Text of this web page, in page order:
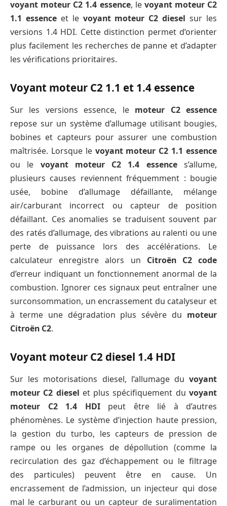
voyant moteur C2 1.4 essence, le voyant moteur C2
1.1 essenceet le voyant moteur C2 diesel sur les
versions 1.4 HDI. Cette distinction permet d’orienter
plus facilement les recherches de panne et d’adapter
les vérifications prioritaires.
Voyant moteur C2 1.1 et 1.4 essence
Sur les versions essence, le moteur C2 essence
repose sur un système d’allumage utilisant bougies,
bobines et capteurs pour assurer une combustion
maîtrisée. Lorsque le voyant moteur C2 1.1 essence
ou le voyant moteur C2 1.4 essences’allume,
plusieurs causes reviennent fréquemment : bougie
usée, bobine d’allumage défaillante, mélange
air/carburant incorrect ou capteur de position
défaillant. Ces anomalies se traduisent souvent par
des ratés d’allumage, des vibrations au ralenti ou une
perte de puissance lors des accélérations. Le
calculateur enregistre alors un Citroën C2 code
d’erreur indiquant un fonctionnement anormal de la
combustion. Ignorer ces signaux peut entraîner une
surconsommation, un encrassement du catalyseur et
à terme une dégradation plus sévère du moteur
Citroën C2.
Voyant moteur C2 diesel 1.4 HDI
Sur les motorisations diesel, l’allumage du voyant
moteur C2 diesel et plus spécifiquement duvoyant
moteur C2 1.4 HDIpeut être lié à d’autres
phénomènes. Le système d’injection haute pression,
la gestion du turbo, les capteurs de pression de
rampe ou les organes de dépollution (comme la
recirculation des gaz d’échappement ou le filtrage
des particules) peuvent être en cause. Un
encrassement de l’admission, un injecteur qui dose
mal le carburant ou un capteur de suralimentation